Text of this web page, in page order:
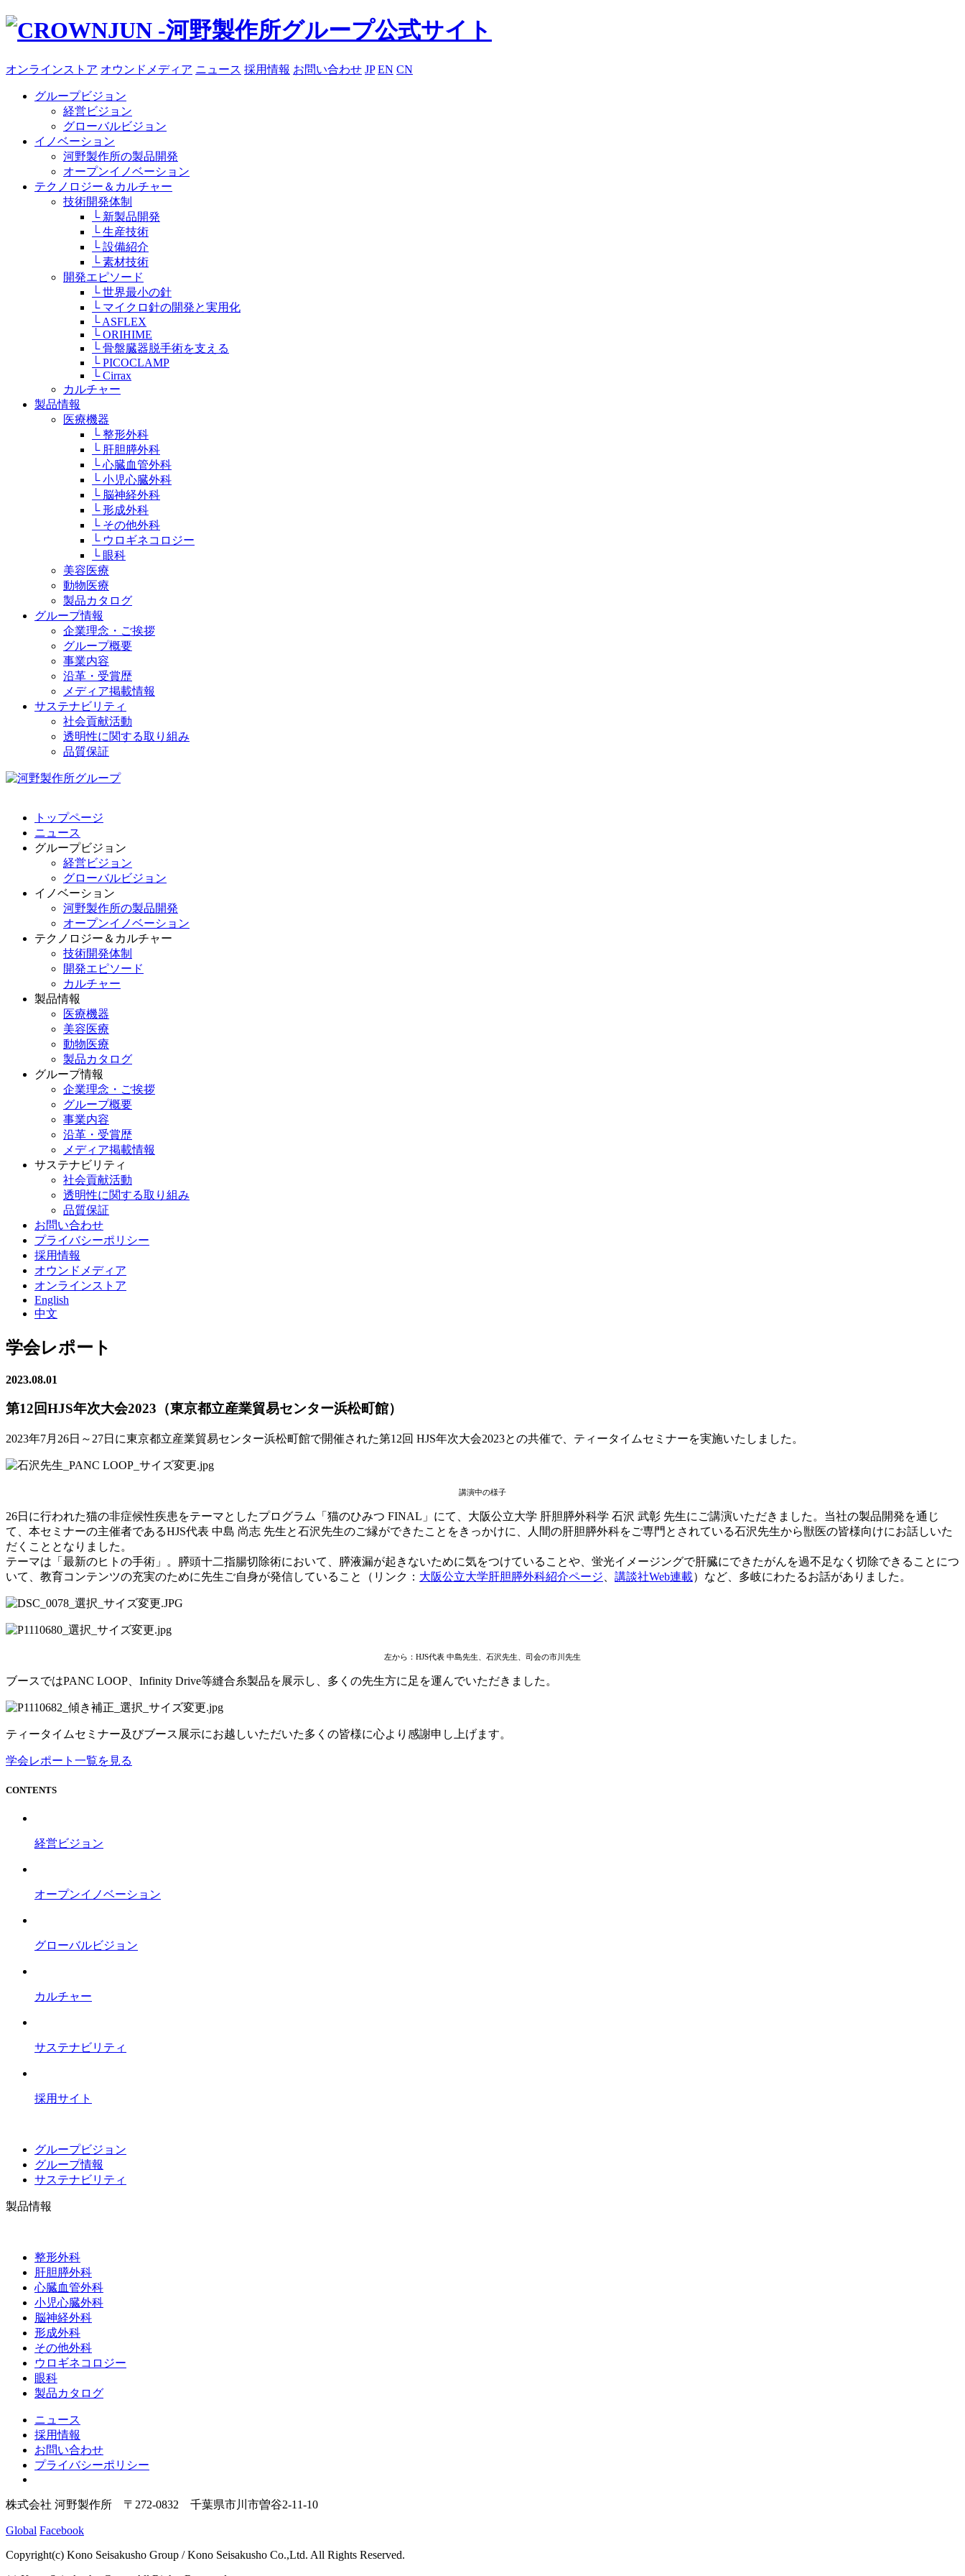
オンラインストア オウンドメディア ニュース 採用情報 お問い合わせ JP EN CN
グループビジョン
経営ビジョン
グローバルビジョン
イノベーション
河野製作所の製品開発
オープンイノベーション
テクノロジー＆カルチャー
技術開発体制
└ 新製品開発
└ 生産技術
└ 設備紹介
└ 素材技術
開発エピソード
└ 世界最小の針
└ マイクロ針の開発と実用化
└ ASFLEX
└ ORIHIME
└ 骨盤臓器脱手術を支える
└ PICOCLAMP
└ Cirrax
カルチャー
製品情報
医療機器
└ 整形外科
└ 肝胆膵外科
└ 心臓血管外科
└ 小児心臓外科
└ 脳神経外科
└ 形成外科
└ その他外科
└ ウロギネコロジー
└ 眼科
美容医療
動物医療
製品カタログ
グループ情報
企業理念・ご挨拶
グループ概要
事業内容
沿革・受賞歴
メディア掲載情報
サステナビリティ
社会貢献活動
透明性に関する取り組み
品質保証
トップページ
ニュース
グループビジョン
経営ビジョン
グローバルビジョン
イノベーション
河野製作所の製品開発
オープンイノベーション
テクノロジー＆カルチャー
技術開発体制
開発エピソード
カルチャー
製品情報
医療機器
美容医療
動物医療
製品カタログ
グループ情報
企業理念・ご挨拶
グループ概要
事業内容
沿革・受賞歴
メディア掲載情報
サステナビリティ
社会貢献活動
透明性に関する取り組み
品質保証
お問い合わせ
プライバシーポリシー
採用情報
オウンドメディア
オンラインストア
English
中文
学会レポート
2023.08.01
第12回HJS年次大会2023（東京都立産業貿易センター浜松町館）
2023年7月26日～27日に東京都立産業貿易センター浜松町館で開催された第12回 HJS年次大会2023との共催で、ティータイムセミナーを実施いたしました。
講演中の様子
26日に行われた猫の非症候性疾患をテーマとしたプログラム「猫のひみつ FINAL」にて、大阪公立大学 肝胆膵外科学 石沢 武彰 先生にご講演いただきました。当社の製品開発を通じ
て、本セミナーの主催者であるHJS代表 中島 尚志 先生と石沢先生のご縁ができたことをきっかけに、人間の肝胆膵外科をご専門とされている石沢先生から獣医の皆様向けにお話しいた
だくこととなりました。
テーマは「最新のヒトの手術」。膵頭十二指腸切除術において、膵液漏が起きないために気をつけていることや、蛍光イメージングで肝臓にできたがんを過不足なく切除できることにつ
いて、教育コンテンツの充実のために先生ご自身が発信していること（リンク： 大阪公立大学肝胆膵外科紹介ページ 講談社Web連載）など、多岐にわたるお話がありました。
左から：HJS代表 中島先生、石沢先生、司会の市川先生
ブースではPANC LOOP、Infinity Drive等縫合糸製品を展示し、多くの先生方に足を運んでいただきました。
ティータイムセミナー及びブース展示にお越しいただいた多くの皆様に心より感謝申し上げます。
学会レポート一覧を見る
CONTENTS
経営ビジョン
オープンイノベーション
グローバルビジョン
カルチャー
サステナビリティ
採用サイト
グループビジョン
グループ情報
サステナビリティ
製品情報
整形外科
肝胆膵外科
心臓血管外科
小児心臓外科
脳神経外科
形成外科
その他外科
ウロギネコロジー
眼科
製品カタログ
ニュース
採用情報
お問い合わせ
プライバシーポリシー
株式会社 河野製作所 〒272-0832 千葉県市川市曽谷2-11-10
Global Facebook
Copyright(c) Kono Seisakusho Group / Kono Seisakusho Co.,Ltd. All Rights Reserved.